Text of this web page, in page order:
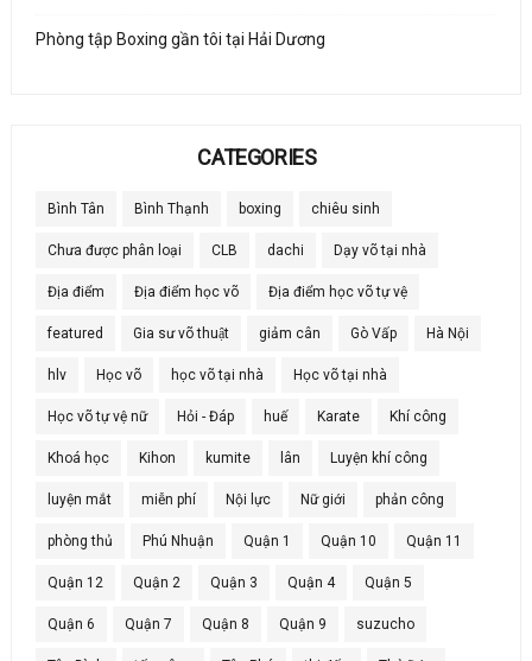
Phòng tập Boxing gần tôi tại Hải Dương
CATEGORIES
Bình Tân Bình Thạnh boxing chiêu sinh
Chưa được phân loại CLB dachi Dạy võ tại nhà
Địa điểm Địa điểm học võ Địa điểm học võ tự vệ
featured Gia sư võ thuật giảm cân Gò Vấp Hà Nội
hlv Học võ học võ tại nhà Học võ tại nhà
Học võ tự vệ nữ Hỏi - Đáp huế Karate Khí công
Khoá học Kihon kumite lân Luyện khí công
luyện mắt miễn phí Nội lực Nữ giới phản công
phòng thủ Phú Nhuận Quận 1 Quận 10 Quận 11
Quận 12 Quận 2 Quận 3 Quận 4 Quận 5
Quận 6 Quận 7 Quận 8 Quận 9 suzucho